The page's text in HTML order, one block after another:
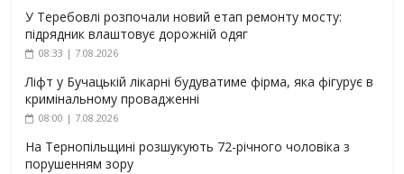
У Теребовлі розпочали новий етап ремонту мосту:
підрядник влаштовує дорожній одяг
08:33 | 7.08.2026
Ліфт у Бучацькій лікарні будуватиме фірма, яка фігурує в
кримінальному провадженні
08:00 | 7.08.2026
На Тернопільщині розшукують 72-річного чоловіка з
порушенням зору